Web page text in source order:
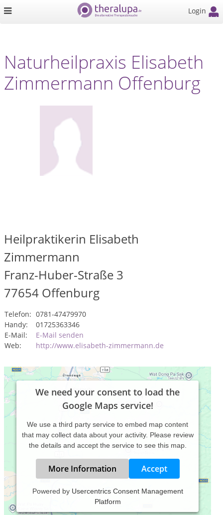
Login
Naturheilpraxis Elisabeth
Zimmermann Offenburg
Heilpraktikerin Elisabeth
Zimmermann
Franz-Huber-Straße 3
77654 Offenburg
Telefon: 0781-47479970
Handy:
01725363346
E-Mail:
E-Mail senden
Web:
http://www.elisabeth-zimmermann.de
We need your consent to load the
Google Maps service!
We use a third party service to embed map content
that may collect data about your activity. Please review
the details and accept the service to see this map.
More Information Accept
Powered by Usercentrics Consent Management
Platform
Praxiszeiten: